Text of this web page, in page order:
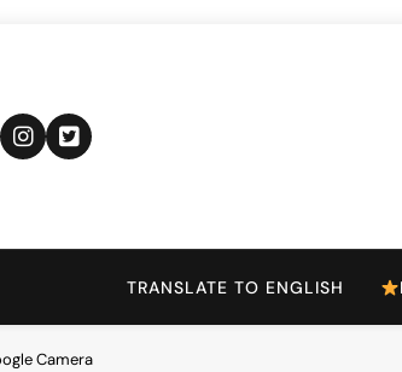
TRANSLATE TO ENGLISH
Camera